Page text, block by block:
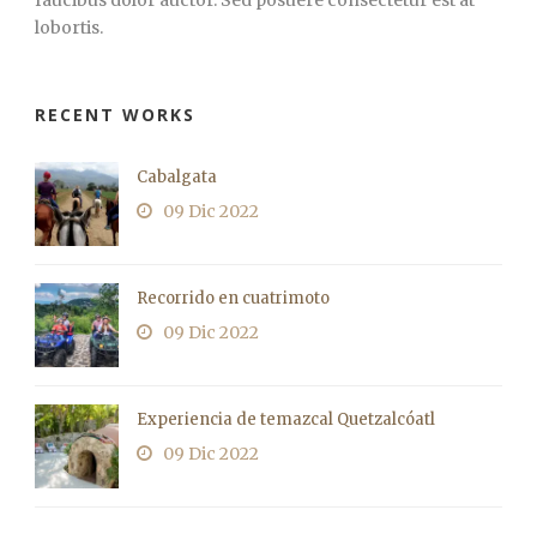
lobortis.
RECENT WORKS
Cabalgata
09 Dic 2022
Recorrido en cuatrimoto
09 Dic 2022
Experiencia de temazcal Quetzalcóatl
09 Dic 2022